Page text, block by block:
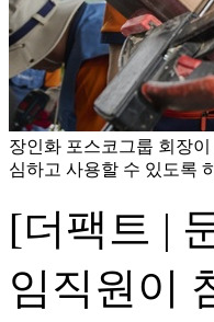
장인화 포스코그룹 회장
심하고 사용할 수 있도록
[더팩트 |
임직원이